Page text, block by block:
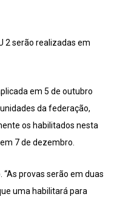
2 serão realizadas em
em 5 de outubro
da federação,
os habilitados nesta
7 de dezembro.
provas serão em duas
uma habilitará para